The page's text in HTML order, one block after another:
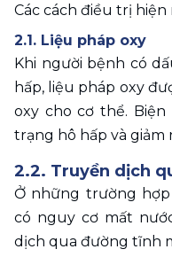
Các cách điều trị hiện
2.1. Liệu pháp oxy
Khi người bệnh có
hấp, liệu pháp oxy
oxy cho cơ thể.
trạng hô hấp và giảm
2.2. Truyền dịch
Ở những trường
có nguy cơ mất
dịch qua đường tĩnh